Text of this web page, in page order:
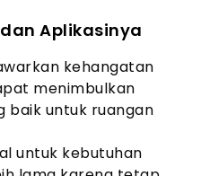
Aplikasinya
kehangatan
menimbulkan
baik untuk ruangan
untuk kebutuhan